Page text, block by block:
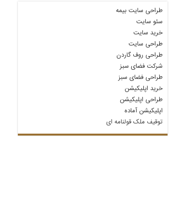
طراحی سایت بیمه
سئو سایت
خرید سایت
طراحی سایت
طراحی روف گاردن
شرکت فضای سبز
طراحی فضای سبز
خرید اپلیکیشن
طراحی اپلیکیشن
اپلیکیشن آماده
توقیف ملک قولنامه‌ ای